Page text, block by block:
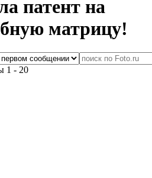
патент на
матрицу!
1 - 20